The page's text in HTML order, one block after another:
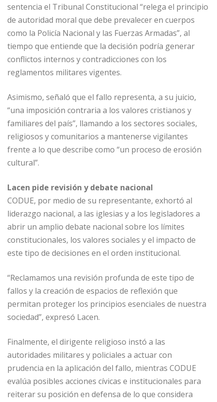
sentencia el Tribunal Constitucional “relega el principio
de autoridad moral que debe prevalecer en cuerpos
como la Policía Nacional y las Fuerzas Armadas”, al
tiempo que entiende que la decisión podría generar
conflictos internos y contradicciones con los
reglamentos militares vigentes.
Asimismo, señaló que el fallo representa, a su juicio,
“una imposición contraria a los valores cristianos y
familiares del país”, llamando a los sectores sociales,
religiosos y comunitarios a mantenerse vigilantes
frente a lo que describe como “un proceso de erosión
cultural”.
Lacen pide revisión y debate nacional
CODUE, por medio de su representante, exhortó al
liderazgo nacional, a las iglesias y a los legisladores a
abrir un amplio debate nacional sobre los límites
constitucionales, los valores sociales y el impacto de
este tipo de decisiones en el orden institucional.
“Reclamamos una revisión profunda de este tipo de
fallos y la creación de espacios de reflexión que
permitan proteger los principios esenciales de nuestra
sociedad”, expresó Lacen.
Finalmente, el dirigente religioso instó a las
autoridades militares y policiales a actuar con
prudencia en la aplicación del fallo, mientras CODUE
evalúa posibles acciones cívicas e institucionales para
reiterar su posición en defensa de lo que considera